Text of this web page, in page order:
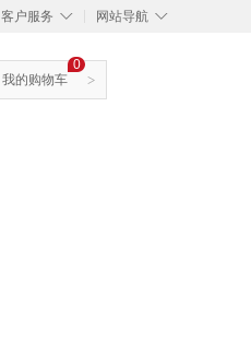
◇
客户服务 ◇
网站导航
>
0
我的购物车